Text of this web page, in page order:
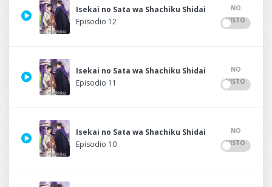
Isekai no Sata wa Shachiku Shidai
Episodio 12
NO
VISTO
Isekai no Sata wa Shachiku Shidai
Episodio 11
NO
VISTO
Isekai no Sata wa Shachiku Shidai
Episodio 10
NO
VISTO